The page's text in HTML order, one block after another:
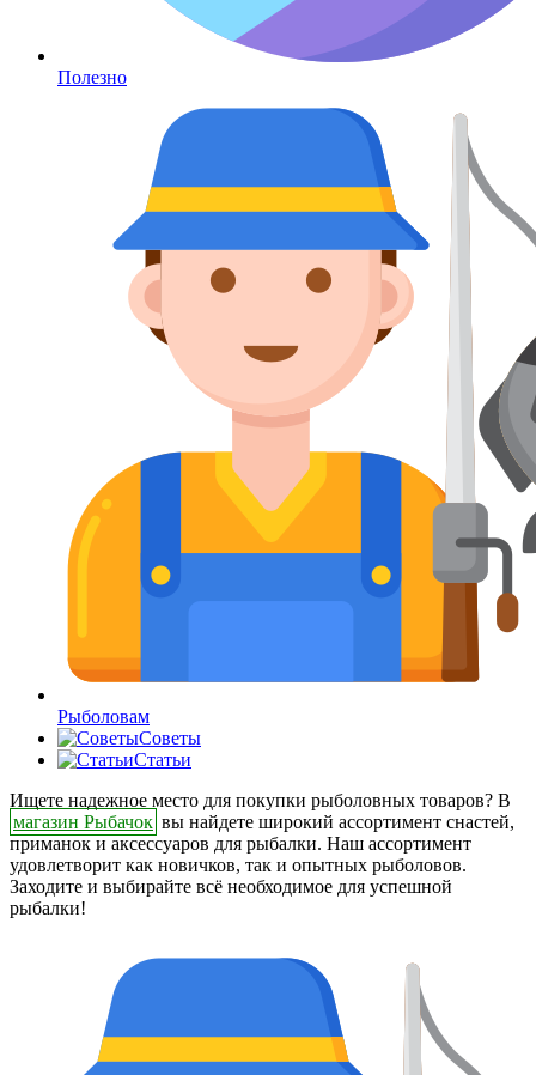
Полезно
Рыболовам
Советы
Статьи
Ищете надежное место для покупки рыболовных товаров? В
магазин Рыбачок вы найдете широкий ассортимент снастей,
приманок и аксессуаров для рыбалки. Наш ассортимент
удовлетворит как новичков, так и опытных рыболовов.
Заходите и выбирайте всё необходимое для успешной
рыбалки!